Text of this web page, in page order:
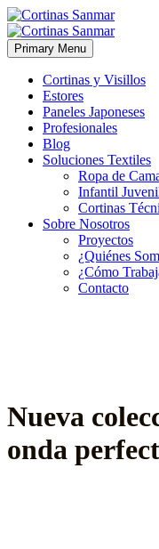
Primary Menu
Cortinas y Visillos
Estores
Paneles Japoneses
Profesionales
Blog
Soluciones Textiles
Ropa de
Infantil
Cortinas
Sobre Nosotros
Proyectos
¿Quiénes
¿Cómo
Contacto
Nueva
onda